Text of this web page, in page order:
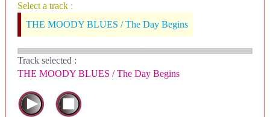
Select a track :
THE MOODY BLUES / The Day Begins
Track selected :
THE MOODY BLUES / The Day Begins